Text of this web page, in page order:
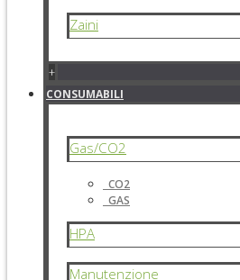
Zaini
+
CONSUMABILI
Gas/CO2
CO2
GAS
HPA
Manutenzione